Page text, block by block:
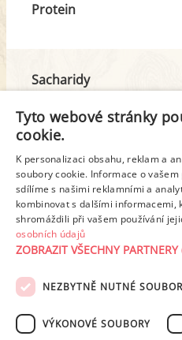
Protein
Sacharidy
Tuk
z toho nas. mastné
PODMÍNKY UŽITÍ ZÁSADY
Tyto webové stránky
cookie.
K personalizaci obsahu, reklam a
soubory cookie. Informace o
sdílíme s našimi reklamními a
kombinovat s dalšími informacemi,
shromáždili při vašem používání
osobních údajů
ZOBRAZIT VŠECHNY PARTNERY
NEZBYTNĚ NUTNÉ
VÝKONOVÉ SOUBORY